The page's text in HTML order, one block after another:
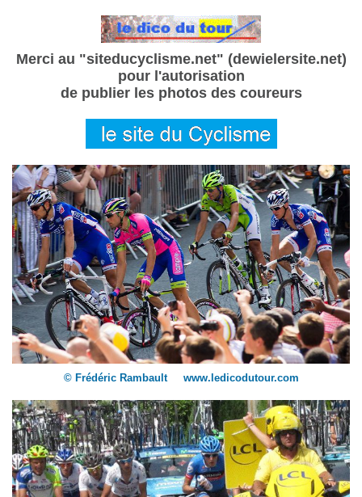
Merci au "siteducyclisme.net" (dewielersite.net)
pour l'autorisation
de publier les photos des coureurs
© Frédéric Rambault www.ledicodutour.com